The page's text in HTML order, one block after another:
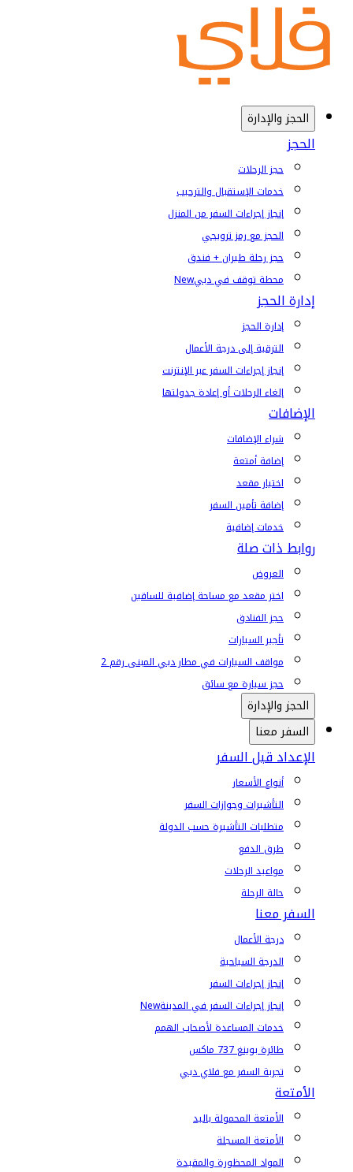
الحجز والإدارة
الحجز
حجز الرحلات
خدمات الإستقبال والترحيب
إنجاز إجراءات السفر من المنزل
الحجز مع رمز ترويجي
حجز رحلة طيران + فندق
محطة توقف في دبيNew
إدارة الحجز
إدارة الحجز
الترقية إلى درجة الأعمال
إنجاز إجراءات السفر عبر الإنترنت
إلغاء الرحلات أو إعادة جدولتها
الإضافات
شراء الإضافات
إضافة أمتعة
اختيار مقعد
إضافة تأمين السفر
خدمات إضافية
روابط ذات صلة
العروض
اختر مقعد مع مساحة إضافية للساقين
حجز الفنادق
تأجير السيارات
مواقف السيارات في مطار دبي المبنى رقم 2
حجز سيارة مع سائق
الحجز والإدارة
السفر معنا
الإعداد قبل السفر
أنواع الأسعار
التأشيرات وجوازات السفر
متطلبات التأشيرة حسب الدولة
طرق الدفع
مواعيد الرحلات
حالة الرحلة
السفر معنا
درجة الأعمال
الدرجة السياحية
إنجاز إجراءات السفر
إنجاز إجراءات السفر في المدينةNew
خدمات المساعدة لأصحاب الهمم
طائرة بوينغ 737 ماكس
تجربة السفر مع فلاي دبي
الأمتعة
الأمتعة المحمولة باليد
الأمتعة المسجلة
المواد المحظورة والمقيدة